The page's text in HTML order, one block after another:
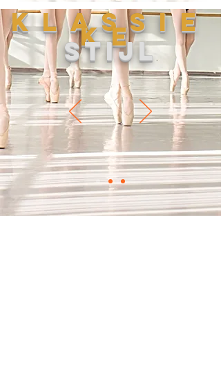
KLASSIE
KE
STIJL